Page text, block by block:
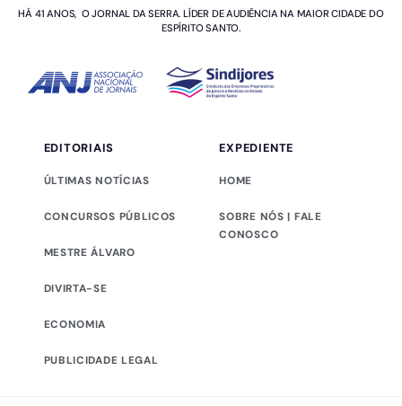
HÁ 41 ANOS, O JORNAL DA SERRA. LÍDER DE AUDIÊNCIA NA MAIOR CIDADE DO
ESPÍRITO SANTO.
EDITORIAIS
ÚLTIMAS NOTÍCIAS
CONCURSOS PÚBLICOS
MESTRE ÁLVARO
DIVIRTA-SE
ECONOMIA
PUBLICIDADE LEGAL
EXPEDIENTE
HOME
SOBRE NÓS | FALE
CONOSCO